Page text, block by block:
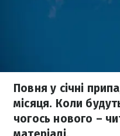
Повня у січні
місяця. Коли
чогось нового –